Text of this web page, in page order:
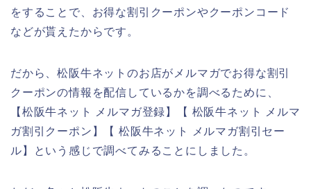
をすることで、お得な割引クーポンやクーポンコード
などが貰えたからです。
だから、松阪牛ネットのお店がメルマガでお得な割引
クーポンの情報を配信しているかを調べるために、
【松阪牛ネット メルマガ登録】【 松阪牛ネット メルマ
ガ割引クーポン】【 松阪牛ネット メルマガ割引セー
ル】という感じで調べてみることにしました。